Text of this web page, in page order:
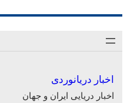
به
اخبار دریانوردی
اخبار دریایی ایران و جهان